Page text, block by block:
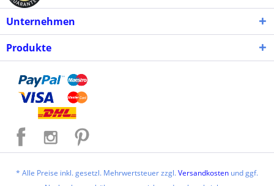
Unternehmen
Produkte
* Alle Preise inkl. gesetzl. Mehrwertsteuer zzgl.Versandkosten und ggf.